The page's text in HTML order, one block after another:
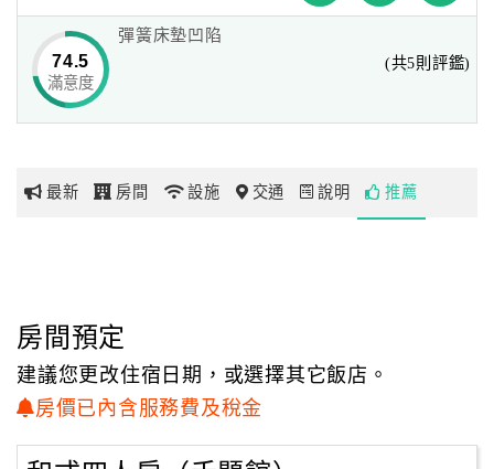
網
玩
地
圖
顧
這份輕鬆愜意更是需要您親身前來慢慢感受。
「禾題渡假民宿」這塊美麗的園地為合法民宿，
期待帶給更多旅人得到身、心靈共進的美好旅程。
74.5
滿意度
彈簧床墊凹陷
(共5則評鑑)
最新 房間 設施 交通 說明 推薦
房間預定
建議您更改住宿日期，或選擇其它飯店。
房價已內含服務費及稅金